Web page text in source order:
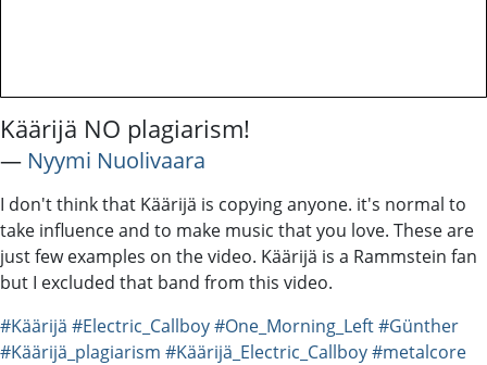
Käärijä NO plagiarism!
― Nyymi Nuolivaara
I don't think that Käärijä is copying anyone. it's normal to
take influence and to make music that you love. These are
just few examples on the video. Käärijä is a Rammstein fan
but I excluded that band from this video.
#Käärijä #Electric_Callboy#One_Morning_Left#Günther
#Käärijä_plagiarism #Käärijä_Electric_Callboy#metalcore